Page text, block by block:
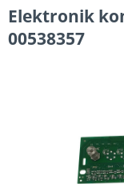
Elektronik
00538357